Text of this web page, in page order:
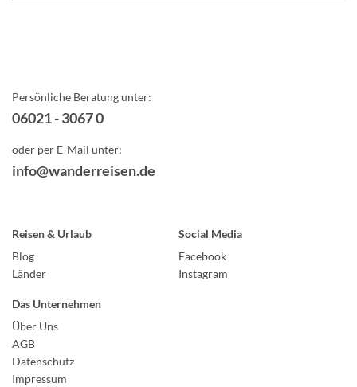
Persönliche Beratung unter:
06021 - 3067 0
oder per E-Mail unter:
info@wanderreisen.de
Reisen & Urlaub
Blog
Länder
Social Media
Facebook
Instagram
Das Unternehmen
Über Uns
AGB
Datenschutz
Impressum